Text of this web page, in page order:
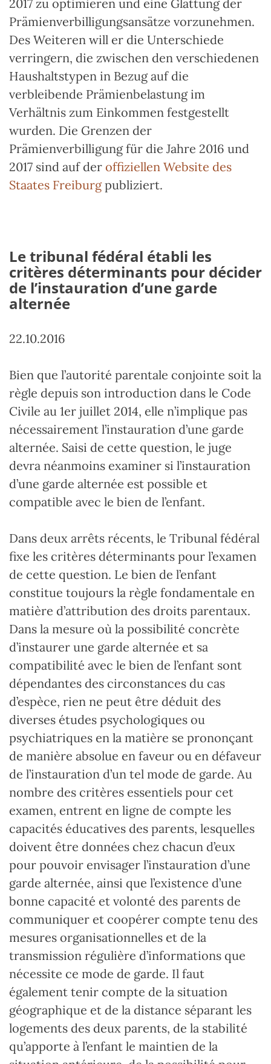
2017 zu optimieren und eine Glättung der
Prämienverbilligungsansätze vorzunehmen.
Des Weiteren will er die Unterschiede
verringern, die zwischen den verschiedenen
Haushaltstypen in Bezug auf die
verbleibende Prämienbelastung im
Verhältnis zum Einkommen festgestellt
wurden. Die Grenzen der
Prämienverbilligung für die Jahre 2016 und
2017 sind auf der offiziellen Website des
Staates Freiburgpubliziert.
Le tribunal fédéral établi les
critères déterminants pour décider
de l’instauration d’une garde
alternée
22.10.2016
Bien que l’autorité parentale conjointe soit la
règle depuis son introduction dans le Code
Civile au 1er juillet 2014, elle n’implique pas
nécessairement l’instauration d’une garde
alternée. Saisi de cette question, le juge
devra néanmoins examiner si l’instauration
d’une garde alternée est possible et
compatible avec le bien de l’enfant.
Dans deux arrêts récents, le Tribunal fédéral
fixe les critères déterminants pour l’examen
de cette question. Le bien de l’enfant
constitue toujours la règle fondamentale en
matière d’attribution des droits parentaux.
Dans la mesure où la possibilité concrète
d’instaurer une garde alternée et sa
compatibilité avec le bien de l’enfant sont
dépendantes des circonstances du cas
d’espèce, rien ne peut être déduit des
diverses études psychologiques ou
psychiatriques en la matière se prononçant
de manière absolue en faveur ou en défaveur
de l’instauration d’un tel mode de garde. Au
nombre des critères essentiels pour cet
examen, entrent en ligne de compte les
capacités éducatives des parents, lesquelles
doivent être données chez chacun d’eux
pour pouvoir envisager l’instauration d’une
garde alternée, ainsi que l’existence d’une
bonne capacité et volonté des parents de
communiquer et coopérer compte tenu des
mesures organisationnelles et de la
transmission régulière d’informations que
nécessite ce mode de garde. Il faut
également tenir compte de la situation
géographique et de la distance séparant les
logements des deux parents, de la stabilité
qu’apporte à l’enfant le maintien de la